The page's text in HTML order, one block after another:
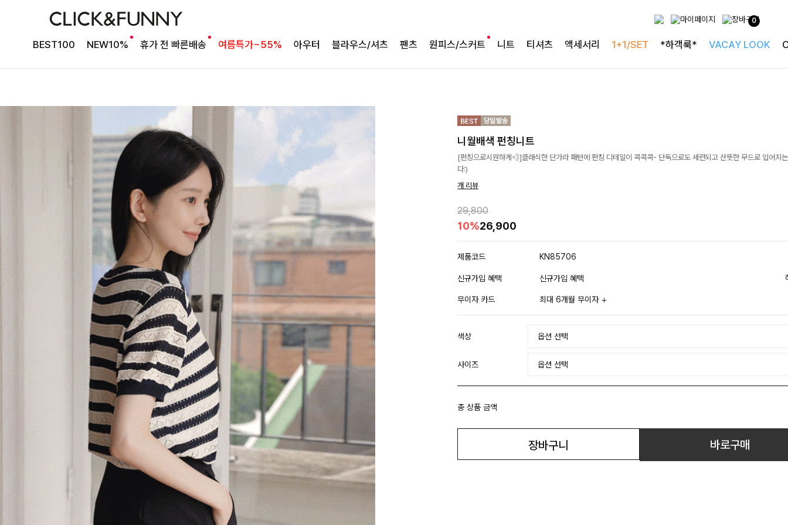
0
BEST100 NEW10% 휴가 전 빠른배송 여름특가~55% 아우터 블라우스/셔츠 팬츠 원피스/스커트 니트 티셔츠 액세서리 1+1/SET *하객룩* VACAY LOOK
니월배색 펀칭니트
[펀칭으로시원하게💨]클래식한 단가라 패턴에 펀칭 디테일이 콕콕콕- 단독으로도 세련되고 산뜻한 무드로 입어지
다:)
개 리뷰
29,800
10%26,900
제품코드 KN85706
신규가입 혜택 신규가입 혜택
무이자 카드 최대 6개월 무이자
색상
사이즈
총 상품 금액
장바구니 바로구매